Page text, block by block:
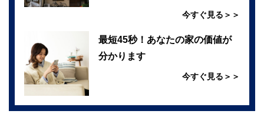
今すぐ見る＞＞
最短45秒！あなたの家の価値が
分かります
今すぐ見る＞＞